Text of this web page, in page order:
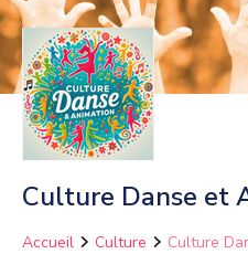
Culture Danse et
Accueil Culture Culture